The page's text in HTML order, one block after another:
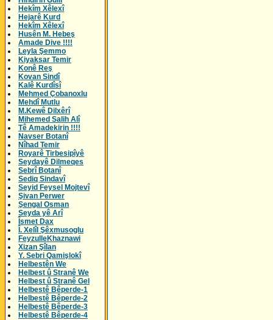
Hekîm Xêlexî
Hejarê Kurd
Hekîm Xêlexî
Husên M. Hebeş
Amade Dive !!!!
Leyla Şemmo
Kiyaksar Temir
Konê Reş
Kovan Sindî
Kalê Kurdîsî
Mehmed Çobanoxlu
Mehdî Mutlu
M.Kewê Dilxêrî
Mihemed Salih Alî
Tê Amadekirin !!!!
Navser Botanî
Nîhad Temir
Royarê Tirbesipîyê
Seydayê Dilmeqes
Sebrî Botanî
Sediq Sindavî
Seyid Feysel Mojtevî
Şivan Perwer
Şengal Osman
Seyda yê Arî
Îsmet Dax
Î. Xelîl Şêxmusoglu
FeyzulleKhaznawi
Xizan Şîlan
Y. Sebri Qamişlokî
Helbestên We
Helbest û Stranê We
Helbest û Stranê Gel
Helbestê Bêperde-1
Helbestê Bêperde-2
Helbestê Bêperde-3
Helbestê Bêperde-4